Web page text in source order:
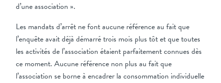
d’une association ».
Les mandats d’arrêt ne font aucune référence au fait que
l’enquête avait déjà démarré trois mois plus tôt et que toutes
les activités de l’association étaient parfaitement connues dès
ce moment. Aucune référence non plus au fait que
l’association se borne à encadrer la consommation individuelle